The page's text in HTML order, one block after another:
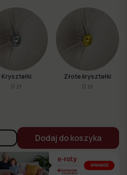
Kryształki
0 zł
Złote kryształki
0 zł
Dodaj do koszyka